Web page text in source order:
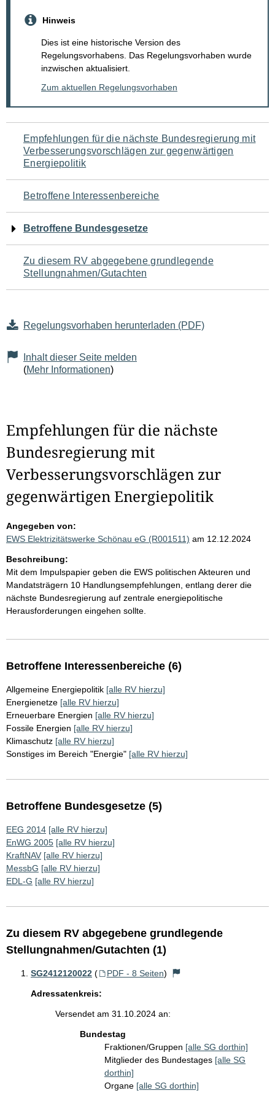
Hinweis
Dies ist eine historische Version des
Regelungsvorhabens. Das Regelungsvorhaben wurde
inzwischen aktualisiert.
Zum aktuellen Regelungsvorhaben
Navigation
für
den
Seiteninhalt
Empfehlungen für die nächste Bundesregierung mit
Verbesserungsvorschlägen zur gegenwärtigen
Energiepolitik
Betroffene Interessenbereiche
Betroffene Bundesgesetze
Zu diesem RV abgegebene grundlegende
Stellungnahmen/Gutachten
Regelungsvorhaben herunterladen (PDF)
Inhalt dieser Seite melden
(Mehr Informationen)
Empfehlungen für die nächste
Bundesregierung mit
Verbesserungsvorschlägen zur
gegenwärtigen Energiepolitik
Angegeben von:
EWS Elektrizitätswerke Schönau eG (R001511) am 12.12.2024
Beschreibung:
Mit dem Impulspapier geben die EWS politischen Akteuren und
Mandatsträgern 10 Handlungsempfehlungen, entlang derer die
nächste Bundesregierung auf zentrale energiepolitische
Herausforderungen eingehen sollte.
Betroffene Interessenbereiche (6)
Allgemeine Energiepolitik [alle RV hierzu]
Energienetze [alle RV hierzu]
Erneuerbare Energien [alle RV hierzu]
Fossile Energien [alle RV hierzu]
Klimaschutz [alle RV hierzu]
Sonstiges im Bereich "Energie" [alle RV hierzu]
Betroffene Bundesgesetze (5)
EEG 2014 [alle RV hierzu]
EnWG 2005 [alle RV hierzu]
KraftNAV [alle RV hierzu]
MessbG [alle RV hierzu]
EDL-G [alle RV hierzu]
Zu diesem RV abgegebene grundlegende
Stellungnahmen/Gutachten (1)
SG2412120022 ( PDF - 8 Seiten)
Adressatenkreis:
Versendet am 31.10.2024 an:
Bundestag
Fraktionen/Gruppen [alle SG dorthin]
Mitglieder des Bundestages [alle SG
dorthin]
Organe [alle SG dorthin]